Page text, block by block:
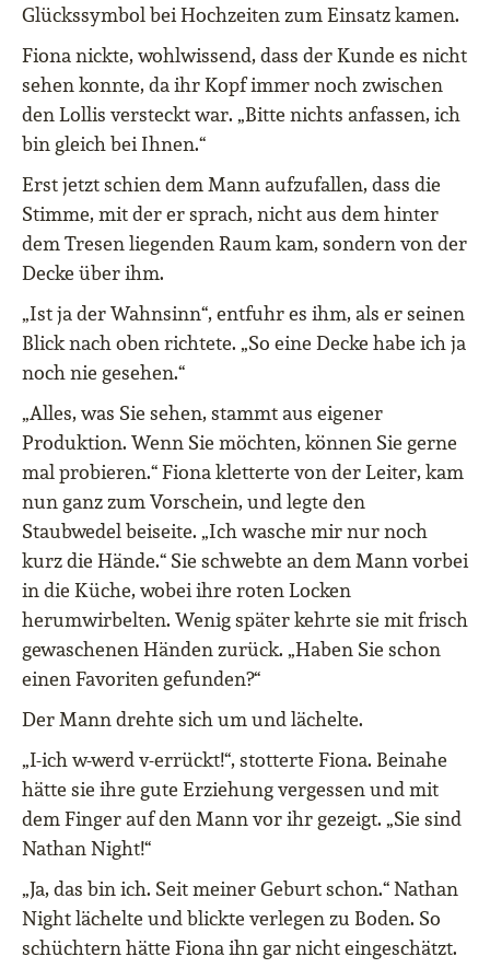
Glückssymbol bei Hochzeiten zum Einsatz kamen.
Fiona nickte, wohlwissend, dass der Kunde es nicht
sehen konnte, da ihr Kopf immer noch zwischen
den Lollis versteckt war. „Bitte nichts anfassen, ich
bin gleich bei Ihnen.“
Erst jetzt schien dem Mann aufzufallen, dass die
Stimme, mit der er sprach, nicht aus dem hinter
dem Tresen liegenden Raum kam, sondern von der
Decke über ihm.
„Ist ja der Wahnsinn“, entfuhr es ihm, als er seinen
Blick nach oben richtete. „So eine Decke habe ich ja
noch nie gesehen.“
„Alles, was Sie sehen, stammt aus eigener
Produktion. Wenn Sie möchten, können Sie gerne
mal probieren.“ Fiona kletterte von der Leiter, kam
nun ganz zum Vorschein, und legte den
Staubwedel beiseite. „Ich wasche mir nur noch
kurz die Hände.“ Sie schwebte an dem Mann vorbei
in die Küche, wobei ihre roten Locken
herumwirbelten. Wenig später kehrte sie mit frisch
gewaschenen Händen zurück. „Haben Sie schon
einen Favoriten gefunden?“
Der Mann drehte sich um und lächelte.
„I-ich w-werd v-errückt!“, stotterte Fiona. Beinahe
hätte sie ihre gute Erziehung vergessen und mit
dem Finger auf den Mann vor ihr gezeigt. „Sie sind
Nathan Night!“
„Ja, das bin ich. Seit meiner Geburt schon.“ Nathan
Night lächelte und blickte verlegen zu Boden. So
schüchtern hätte Fiona ihn gar nicht eingeschätzt.